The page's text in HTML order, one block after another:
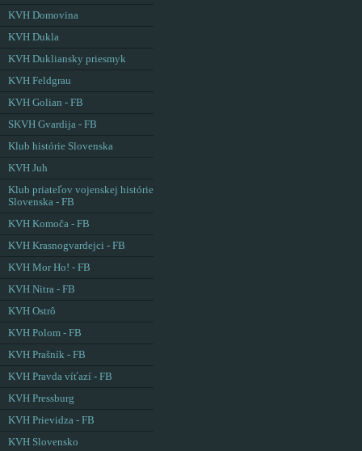
KVH Domovina
KVH Dukla
KVH Dukliansky priesmyk
KVH Feldgrau
KVH Golian - FB
SKVH Gvardija - FB
Klub histórie Slovenska
KVH Juh
Klub priateľov vojenskej histórie
Slovenska - FB
KVH Komoča - FB
KVH Krasnogvardejci - FB
KVH Mor Ho! - FB
KVH Nitra - FB
KVH Ostrô
KVH Polom - FB
KVH Prašník - FB
KVH Pravda víťazí - FB
KVH Pressburg
KVH Prievidza - FB
KVH Slovensko